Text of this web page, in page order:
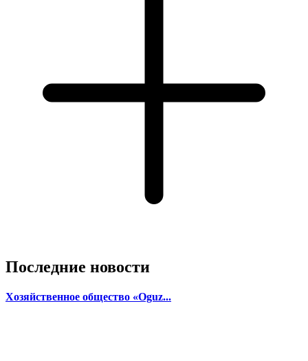
Последние новости
Хозяйственное общество «Oguz...